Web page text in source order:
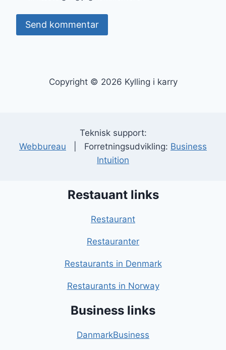
Copyright © 2026 Kylling i karry
Teknisk support:
Webbureau | Forretningsudvikling: Business
Intuition
Restauant links
Restaurant
Restauranter
Restaurants in Denmark
Restaurants in Norway
Business links
DanmarkBusiness